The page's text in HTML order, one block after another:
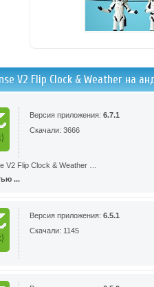
V2 Flip Clock & Weather на
Версия приложения: 6.7.1
Скачали: 3666
V2 Flip Clock & Weather …
...
Версия приложения: 6.5.1
Скачали: 1145